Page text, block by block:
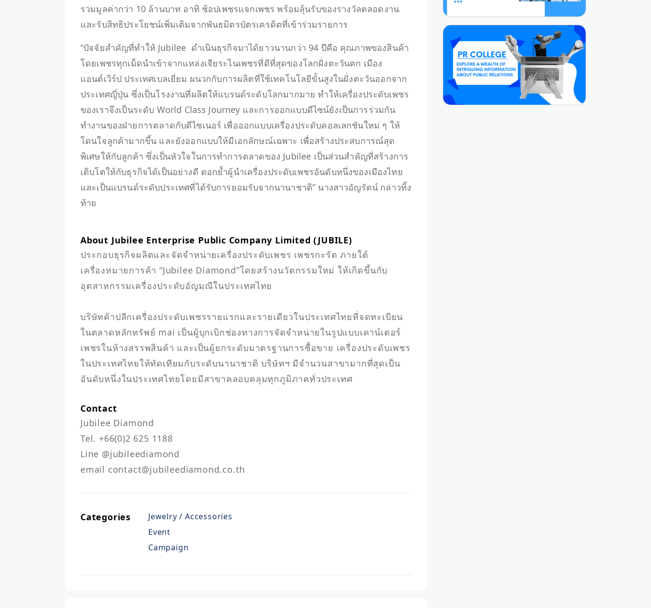
รวมมูลค่ากว่า 10 ล้านบาท อาทิ ช้อปเพชรแจกเพชร พร้อมลุ้นรับของรางวัลตลอดงาน
และรับสิทธิประโยชน์เพิ่มเติมจากพันธมิตรบัตรเครดิตที่เข้าร่วมรายการ
“ปัจจัยสำคัญที่ทำให้ Jubilee ดำเนินธุรกิจมาได้ยาวนานกว่า 94 ปีคือ คุณภาพของสินค้า
โดยเพชรทุกเม็ดนำเข้าจากแหล่งเจียระไนเพชรที่ดีที่สุดของโลกฝั่งตะวันตก เมือง
แอนต์เวิร์ป ประเทศเบลเยี่ยม ผนวกกับการผลิตที่ใช้เทคโนโลยีขั้นสูงในฝั่งตะวันออกจาก
ประเทศญี่ปุ่น ซึ่งเป็นโรงงานที่ผลิตให้แบรนด์ระดับโลกมากมาย ทำให้เครื่องประดับเพชร
ของเราจึงเป็นระดับ World Class Journey และการออกแบบดีไซน์ยังเป็นการร่วมกัน
ทำงานของฝ่ายการตลาดกับดีไซเนอร์ เพื่อออกแบบเครื่องประดับคอลเลกชันใหม่ ๆ ให้
โดนใจลูกค้ามากขึ้น และยังออกแบบให้มีเอกลักษณ์เฉพาะ เพื่อสร้างประสบการณ์สุด
พิเศษให้กับลูกค้า ซึ่งเป็นหัวใจในการทำการตลาดของ Jubilee เป็นส่วนสำคัญที่สร้างการ
เติบโตให้กับธุรกิจได้เป็นอย่างดี ตอกย้ำผู้นำเครื่องประดับเพชรอันดับหนึ่งของเมืองไทย
และเป็นแบรนด์ระดับประเทศที่ได้รับการยอมรับจากนานาชาติ” นางสาวอัญรัตน์ กล่าวทิ้ง
ท้าย
About Jubilee Enterprise Public Company Limited (JUBILE)
ประกอบธุรกิจผลิตและจัดจําหน่ายเครื่องประดับเพชร เพชรกะรัต ภายใต้
เครื่องหมายการค้า “Jubilee Diamond”โดยสร้างนวัตกรรมใหม่ ให้เกิดขึ้นกับ
อุตสาหกรรมเครื่องประดับอัญมณีในประเทศไทย
บริษัทค้าปลีกเครื่องประดับเพชรรายแรกและรายเดียวในประเทศไทยที่จดทะเบียน
ในตลาดหลักทรัพย์ mai เป็นผู้บุกเบิกช่องทางการจัดจําหน่ายในรูปแบบเคาน์เตอร์
เพชรในห้างสรรพสินค้า และเป็นผู้ยกระดับมาตรฐานการซื้อขาย เครื่องประดับเพชร
ในประเทศไทยให้ทัดเทียมกับระดับนานาชาติ บริษัทฯ มีจํานวนสาขามากที่สุดเป็น
อันดับหนึ่งในประเทศไทยโดยมีสาขาคลอบคลุมทุกภูมิภาคทั่วประเทศ
Contact
Jubilee Diamond
Tel. +66(0)2 625 1188
Line @jubileediamond
email contact@jubileediamond.co.th
Categories
Jewelry / Accessories
Event
Campaign